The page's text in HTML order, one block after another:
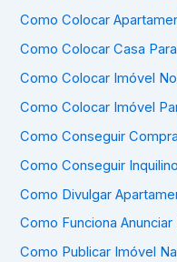
Como Colocar
Como Colocar Casa
Como Colocar Imóvel
Como Colocar Imóvel
Como Conseguir
Como Conseguir
Como Divulgar
Como Funciona
Como Publicar Imóvel